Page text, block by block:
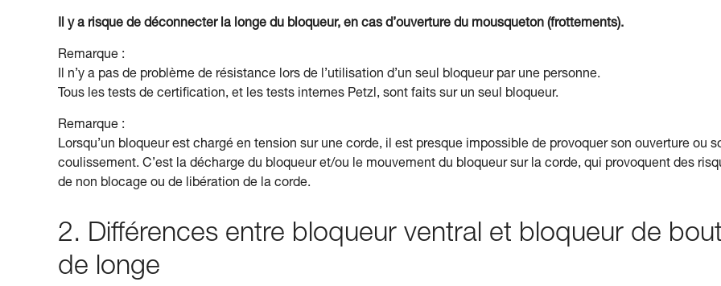
Il y a risque de déconnecter la longe du bloqueur, en cas d’ouverture du mousqueton (frottements).
Remarque :
Il n’y a pas de problème de résistance lors de l’utilisation d’un seul bloqueur par une personne.
Tous les tests de certification, et les tests internes Petzl, sont faits sur un seul bloqueur.
Remarque :
Lorsqu’un bloqueur est chargé en tension sur une corde, il est presque impossible de provoquer son ouverture ou
coulissement. C’est la décharge du bloqueur et/ou le mouvement du bloqueur sur la corde, qui provoquent des
de non blocage ou de libération de la corde.
2. Différences entre bloqueur ventral et bloqueur de
de longe